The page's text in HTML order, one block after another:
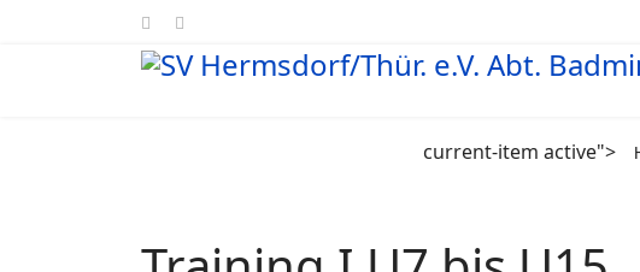
current-item active">